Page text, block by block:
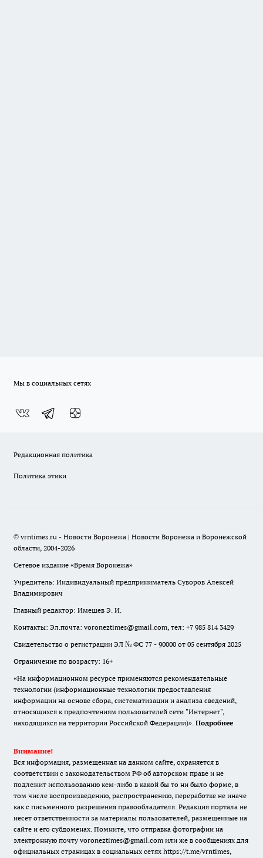
Мы в социальных сетях
Редакционная политика
Политика этики
© vrntimes.ru - Новости Воронежа | Новости Воронежа и Воронежской
области, 2004-2026
Сетевое издание «Время Воронежа»
Учредитель: Индивидуальный предприниматель Суворов Алексей
Владимирович
Главный редактор: Имешев Э. И.
Контакты: Эл.почта: voroneztimes@gmail.com, тел: +7 985 814 3429
Свидетельство о регистрации ЭЛ № ФС 77 - 90000 от 05 сентября 2025
Ограничение по возрасту: 16+
«На информационном ресурсе применяются рекомендательные
технологии (информационные технологии предоставления
информации на основе сбора, систематизации и анализа сведений,
относящихся к предпочтениям пользователей сети "Интернет",
находящихся на территории Российской Федерации)». Подробнее
Внимание!
Вся информация, размещенная на данном сайте, охраняется в
соответствии с законодательством РФ об авторском праве и не
подлежит использованию кем-либо в какой бы то ни было форме, в
том числе воспроизведению, распространению, переработке не иначе
как с письменного разрешения правообладателя. Редакция портала не
несет ответственности за материалы пользователей, размещенные на
сайте и его субдоменах. Помните, что отправка фотографии на
электронную почту voroneztimes@gmail.com или же в сообщениях для
официальных страницах в социальных сетях https://t.me/vrntimes,